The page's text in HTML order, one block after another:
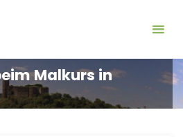
Malkurs in